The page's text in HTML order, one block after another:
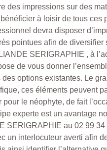
des impressions sur des
à loisir de tous ces
devra disposer
pointues afin de diversifier
SERIGRAPHIE , à
de vous donner
options existantes. Le
ces éléments peuvent
le néophyte, de fait
experte est un avantage
SERIGRAPHIE au 02 99
un interlocuteur averti afin